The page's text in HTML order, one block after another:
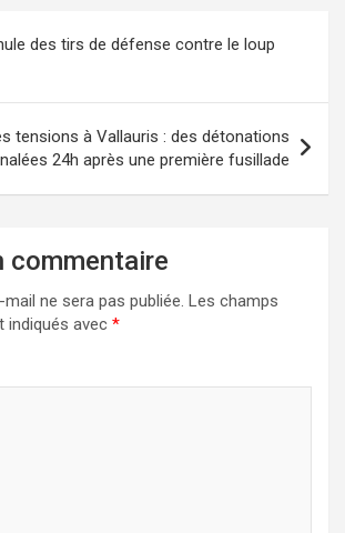
des tirs de défense contre le loup
tensions à Vallauris : des détonations
24h après une première fusillade
commentaire
ne sera pas publiée. Les champs
indiqués avec *